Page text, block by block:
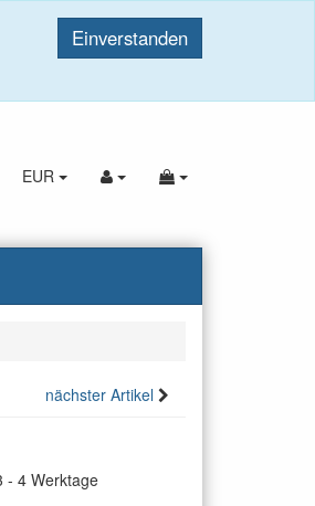
Einverstanden
EUR
nächster Artikel
- 4 Werktage